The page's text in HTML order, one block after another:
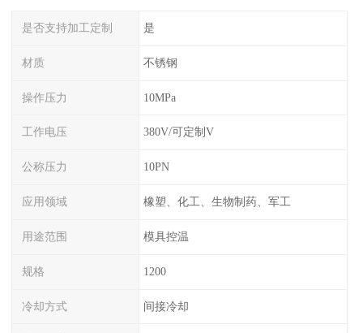
是否支持加工定制 是
材质 不锈钢
操作压力 10MPa
工作电压 380V/可定制V
公称压力 10PN
应用领域 橡塑、化工、生物制药、军工
用途范围 模具控温
规格 1200
冷却方式 间接冷却